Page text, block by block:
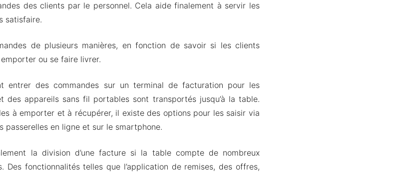
des clients par le personnel. Cela aide finalement à servir les
satisfaire.
de plusieurs manières, en fonction de savoir si les clients
ou se faire livrer.
entrer des commandes sur un terminal de facturation pour les
des appareils sans fil portables sont transportés jusqu’à la table.
à emporter et à récupérer, il existe des options pour les saisir via
passerelles en ligne et sur le smartphone.
la division d’une facture si la table compte de nombreux
Des fonctionnalités telles que l’application de remises, des offres,